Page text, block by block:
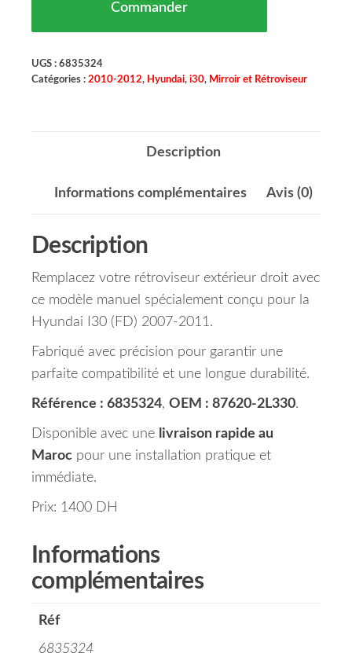
Commander
UGS : 6835324
Catégories : 2010-2012, Hyundai, i30, Mirroir et Rétroviseur
Description
Informations complémentaires Avis (0)
Description
Remplacez votre rétroviseur extérieur droit avec
ce modèle manuel spécialement conçu pour la
Hyundai I30 (FD) 2007-2011.
Fabriqué avec précision pour garantir une
parfaite compatibilité et une longue durabilité.
Référence : 6835324, OEM : 87620-2L330.
Disponible avec une livraison rapide au
Maroc pour une installation pratique et
immédiate.
Prix: 1400 DH
Informations
complémentaires
Réf
6835324